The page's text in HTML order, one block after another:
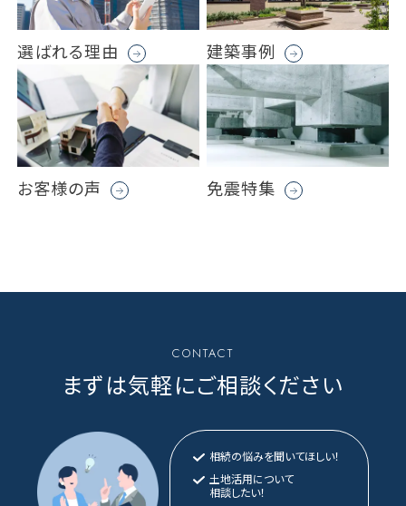
選ばれる理由 建築事例
お客様の声 免震特集
CONTACT
まずは気軽にご相談ください
相続の悩みを聞いてほしい！
土地活用について
相談したい！